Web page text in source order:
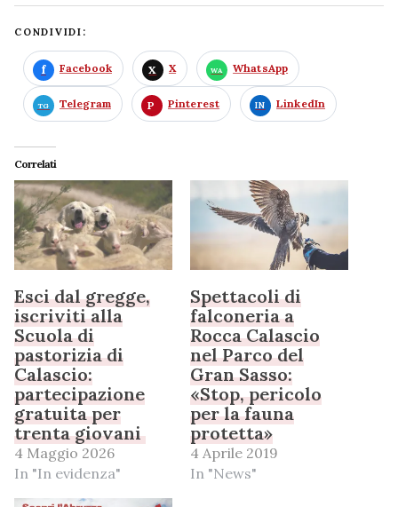
CONDIVIDI:
Facebook X WhatsApp
Telegram Pinterest LinkedIn
Correlati
Esci dal gregge,
iscriviti alla
Scuola di
pastorizia di
Calascio:
partecipazione
gratuita per
trenta giovani
4 Maggio 2026
In "In evidenza"
Spettacoli di
falconeria a
Rocca Calascio
nel Parco del
Gran Sasso:
«Stop, pericolo
per la fauna
protetta»
4 Aprile 2019
In "News"